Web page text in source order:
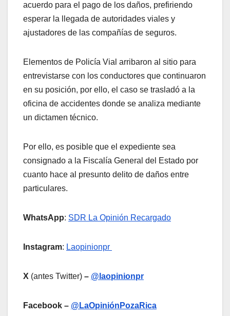
acuerdo para el pago de los daños, prefiriendo
esperar la llegada de autoridades viales y
ajustadores de las compañías de seguros.
Elementos de Policía Vial arribaron al sitio para
entrevistarse con los conductores que continuaron
en su posición, por ello, el caso se trasladó a la
oficina de accidentes donde se analiza mediante
un dictamen técnico.
Por ello, es posible que el expediente sea
consignado a la Fiscalía General del Estado por
cuanto hace al presunto delito de daños entre
particulares.
WhatsApp: SDR La Opinión Recargado
Instagram: Laopinionpr
X (antes Twitter) – @laopinionpr
Facebook – @LaOpiniónPozaRica